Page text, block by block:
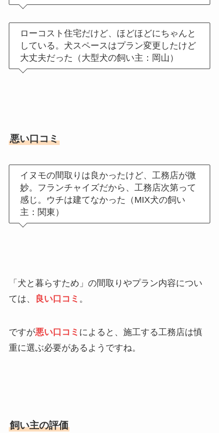
ローコスト住宅だけど、ほどほどにちゃんと
している。犬スペースはプラン変更したけど
大丈夫だった（大型犬の飼い主：岡山）
悪い口コミ
イヌモの間取りは良かったけど、工務店が微
妙。フランチャイズだから、工務店次第って
感じ。ウチは建てなかった（MIX犬の飼い
主：関東）
「犬と暮らすため」の間取りやプラン内容につい
ては、
良い口コミ 。
ですが悪い口コミ によると、施工する工務店は慎
重に選ぶ必要があるようですね。
飼い主の評価